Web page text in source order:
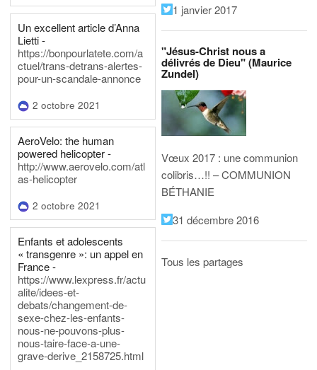
Un excellent article d’Anna
Lietti -
https://bonpourlatete.com/a
ctuel/trans-detrans-alertes-
pour-un-scandale-annonce
2 octobre 2021
AeroVelo: the human
powered helicopter -
http://www.aerovelo.com/atl
as-helicopter
2 octobre 2021
Enfants et adolescents
« transgenre »: un appel en
France -
https://www.lexpress.fr/actu
alite/idees-et-
debats/changement-de-
sexe-chez-les-enfants-
nous-ne-pouvons-plus-
nous-taire-face-a-une-
grave-derive_2158725.html
1 janvier 2017
"Jésus-Christ nous a
délivrés de Dieu" (Maurice
Zundel)
Vœux 2017 : une communion
colibris…!! – COMMUNION
BÉTHANIE
31 décembre 2016
Tous les partages